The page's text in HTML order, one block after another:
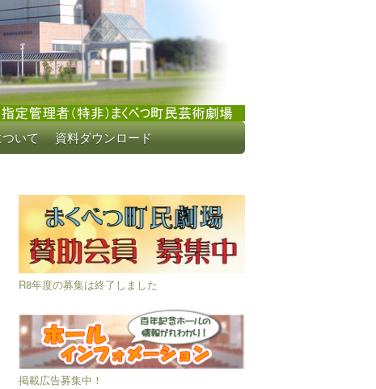
いて 資料ダウンロード
R8年度の募集は終了しました
掲載広告募集中！